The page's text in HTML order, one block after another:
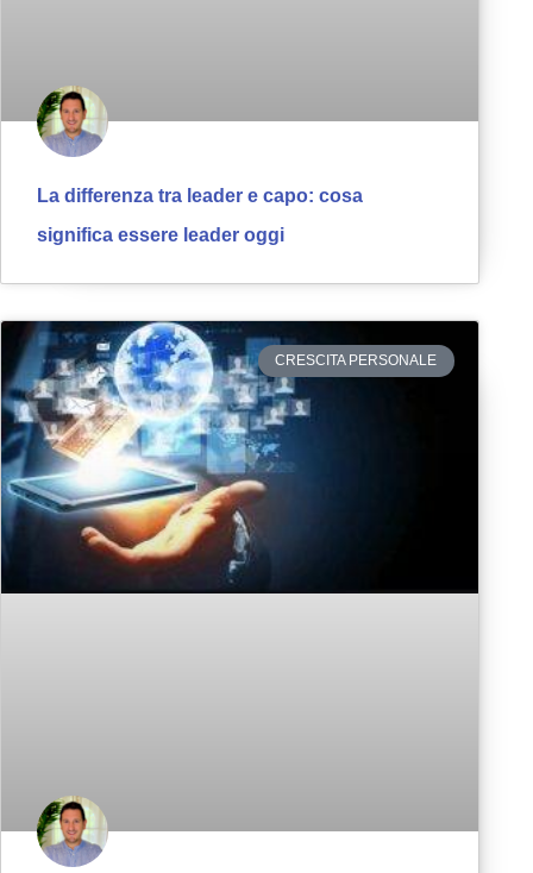
La differenza tra leader e capo: cosa
significa essere leader oggi
CRESCITA PERSONALE